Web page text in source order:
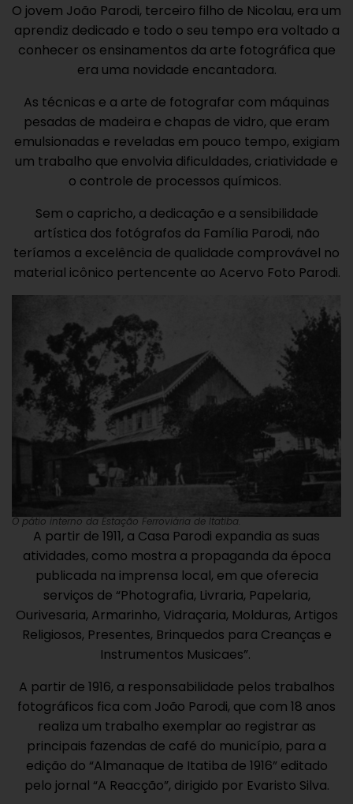
O jovem João Parodi, terceiro filho de Nicolau, era um
aprendiz dedicado e todo o seu tempo era voltado a
conhecer os ensinamentos da arte fotográfica que
era uma novidade encantadora.
As técnicas e a arte de fotografar com máquinas
pesadas de madeira e chapas de vidro, que eram
emulsionadas e reveladas em pouco tempo, exigiam
um trabalho que envolvia dificuldades, criatividade e
o controle de processos químicos.
Sem o capricho, a dedicação e a sensibilidade
artística dos fotógrafos da Família Parodi, não
teríamos a excelência de qualidade comprovável no
material icônico pertencente ao Acervo Foto Parodi.
O pátio interno da Estação Ferroviária de Itatiba.
A partir de 1911, a Casa Parodi expandia as suas
atividades, como mostra a propaganda da época
publicada na imprensa local, em que oferecia
serviços de “Photografia, Livraria, Papelaria,
Ourivesaria, Armarinho, Vidraçaria, Molduras, Artigos
Religiosos, Presentes, Brinquedos para Creanças e
Instrumentos Musicaes”.
A partir de 1916, a responsabilidade pelos trabalhos
fotográficos fica com João Parodi, que com 18 anos
realiza um trabalho exemplar ao registrar as
principais fazendas de café do município, para a
edição do “Almanaque de Itatiba de 1916” editado
pelo jornal “A Reacção”, dirigido por Evaristo Silva.